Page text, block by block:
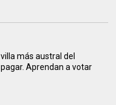
más austral del
Aprendan a votar